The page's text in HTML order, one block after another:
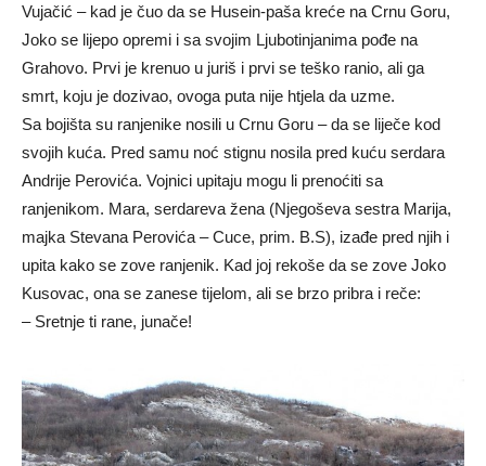
Vujačić – kad je čuo da se Husein-paša kreće na Crnu Goru,
Joko se lijepo opremi i sa svojim Ljubotinjanima pođe na
Grahovo. Prvi je krenuo u juriš i prvi se teško ranio, ali ga
smrt, koju je dozivao, ovoga puta nije htjela da uzme.
Sa bojišta su ranjenike nosili u Crnu Goru – da se liječe kod
svojih kuća. Pred samu noć stignu nosila pred kuću serdara
Andrije Perovića. Vojnici upitaju mogu li prenoćiti sa
ranjenikom. Mara, serdareva žena (Njegoševa sestra Marija,
majka Stevana Perovića – Cuce, prim. B.S), izađe pred njih i
upita kako se zove ranjenik. Kad joj rekoše da se zove Joko
Kusovac, ona se zanese tijelom, ali se brzo pribra i reče:
– Sretnje ti rane, junače!